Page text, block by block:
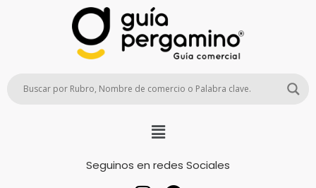
Seguinos en redes Sociales